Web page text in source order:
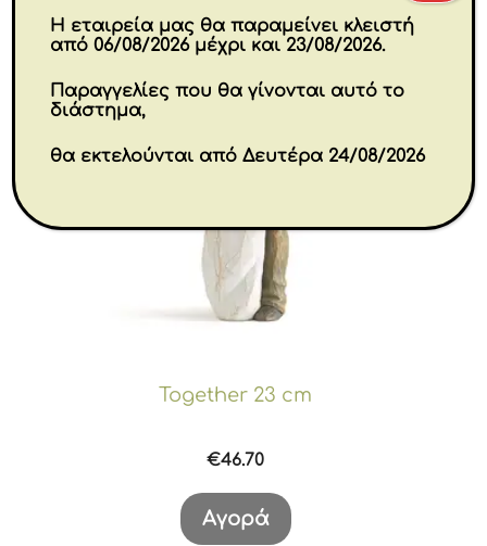
Together 23 cm
€46.70
Αγορά
Η εταιρεία μας θα παραμείνει κλειστή
από 06/08/2026 μέχρι και 23/08/2026.
Παραγγελίες που θα γίνονται αυτό το
διάστημα,
θα εκτελούνται από Δευτέρα 24/08/2026